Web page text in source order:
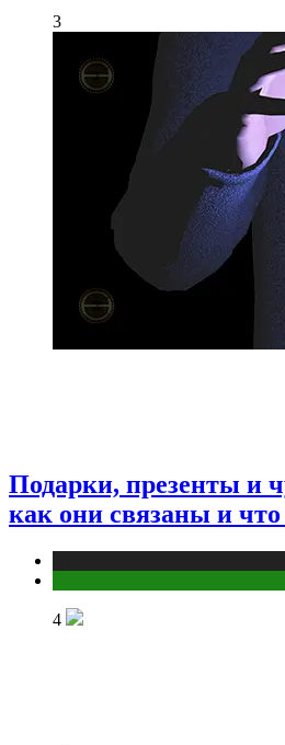
3
Подарки, презенты и
как они связаны и
4